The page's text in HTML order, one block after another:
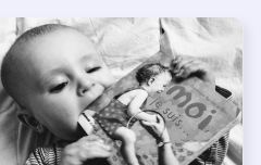
À SOUTIEN